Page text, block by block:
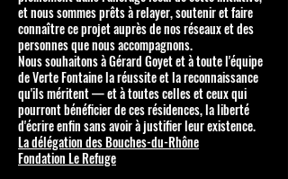
et nous sommes prêts à relayer, soutenir et faire
connaître ce projet auprès de nos réseaux et des
personnes que nous accompagnons.
Nous souhaitons à Gérard Goyet et à toute l'équipe
de Verte Fontaine la réussite et la reconnaissance
qu'ils méritent — et à toutes celles et ceux qui
pourront bénéficier de ces résidences, la liberté
d'écrire enfin sans avoir à justifier leur existence.
La délégation des Bouches-du-Rhône
Fondation Le Refuge